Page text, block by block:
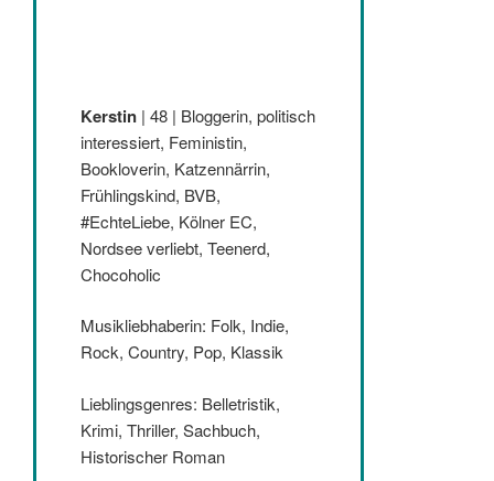
Kerstin | 48 | Bloggerin, politisch
interessiert, Feministin,
Bookloverin, Katzennärrin,
Frühlingskind, BVB,
#EchteLiebe, Kölner EC,
Nordsee verliebt, Teenerd,
Chocoholic
Musikliebhaberin: Folk, Indie,
Rock, Country, Pop, Klassik
Lieblingsgenres: Belletristik,
Krimi, Thriller, Sachbuch,
Historischer Roman